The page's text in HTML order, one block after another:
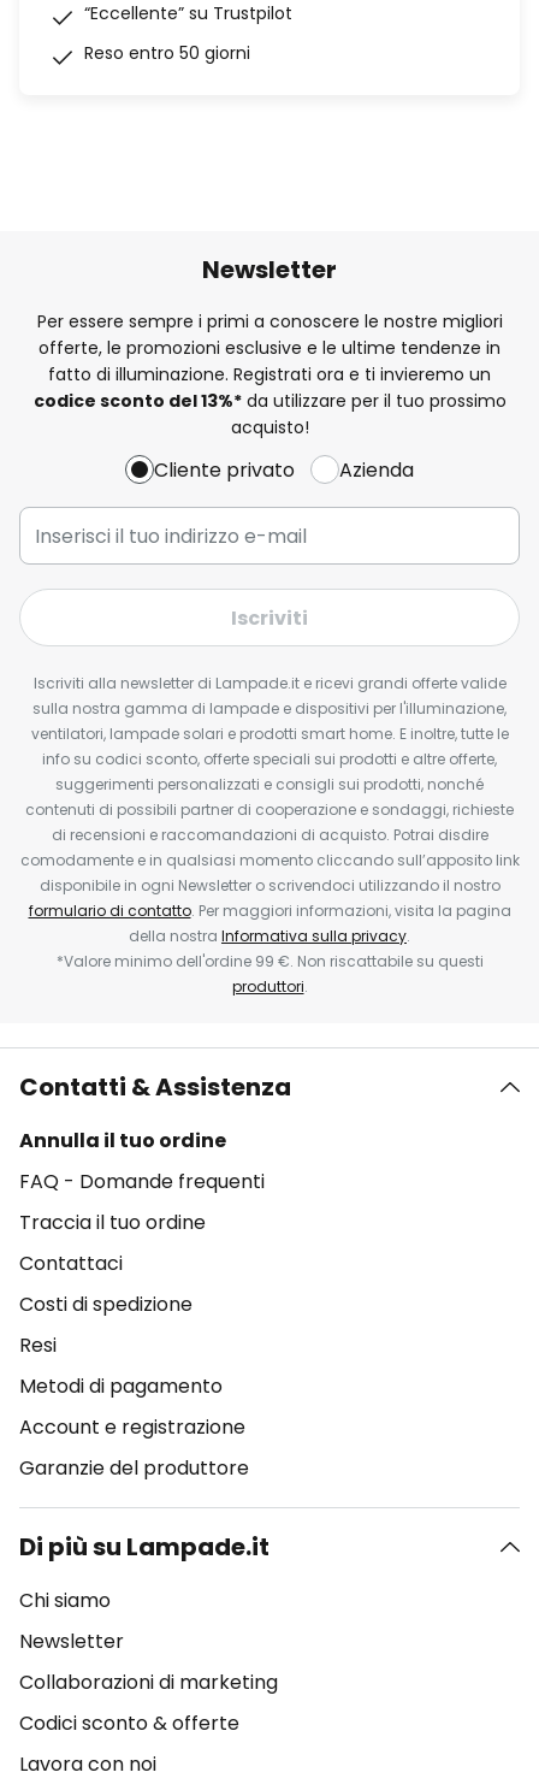
“Eccellente” su Trustpilot
Reso entro 50 giorni
Newsletter
Per essere sempre i primi a conoscere le nostre migliori
offerte, le promozioni esclusive e le ultime tendenze in
fatto di illuminazione. Registrati ora e ti invieremo un
codice sconto del13%*da utilizzare per il tuo prossimo
acquisto!
Cliente privato Azienda
Iscriviti
Iscriviti alla newsletter di Lampade.it e ricevi grandi offerte valide
sulla nostra gamma di lampade e dispositivi per l'illuminazione,
ventilatori, lampade solari e prodotti smart home. E inoltre, tutte le
info su codici sconto, offerte speciali sui prodotti e altre offerte,
suggerimenti personalizzati e consigli sui prodotti, nonché
contenuti di possibili partner di cooperazione e sondaggi, richieste
di recensioni e raccomandazioni di acquisto. Potrai disdire
comodamente e in qualsiasi momento cliccando sull’apposito link
disponibile in ogni Newsletter o scrivendoci utilizzando il nostro
formulario di contatto. Per maggiori informazioni, visita la pagina
della nostra Informativa sulla privacy.
*Valore minimo dell'ordine 99 €. Non riscattabile su questi
produttori.
Contatti & Assistenza
Annulla il tuo ordine
FAQ - Domande frequenti
Traccia il tuo ordine
Contattaci
Costi di spedizione
Resi
Metodi di pagamento
Account e registrazione
Garanzie del produttore
Di più su Lampade.it
Chi siamo
Newsletter
Collaborazioni di marketing
Codici sconto & offerte
Lavora con noi